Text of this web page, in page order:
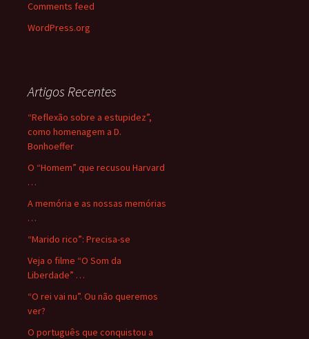
Comments feed
WordPress.org
Artigos Recentes
“Reflexão sobre a estupidez”,
como homenagem a D.
Bonhoeffer
O “Homem” que recusou Harvard
…
A memória e as nossas memórias
…
“Marido rico”: Precisa-se
Veja o filme “O Som da
Liberdade” …
“O rei vai nu”. Ou não queremos
ver?
O português que conquistou a